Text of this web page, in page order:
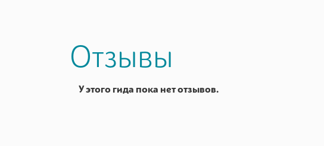
Отзывы
У этого гида пока нет отзывов.